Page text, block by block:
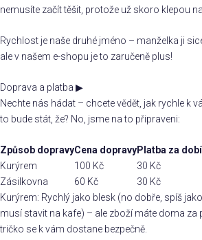
nemusíte začít těšit, protože už skoro klepou
Rychlost je naše druhé jméno – manželka ji
ale v našem e-shopu je to zaručeně plus!
Doprava a platba ▶
Nechte nás hádat – chcete vědět, jak rychle k
to bude stát, že? No, jsme na to připraveni:
Způsob dopravyCena dopravyPlatba za
Kurýrem
100 Kč 30 Kč
Zásilkovna
60 Kč 30 Kč
Kurýrem: Rychlý jako blesk (no dobře, spíš
musí stavit na kafe) – ale zboží máte doma za
tričko se k vám dostane bezpečně.